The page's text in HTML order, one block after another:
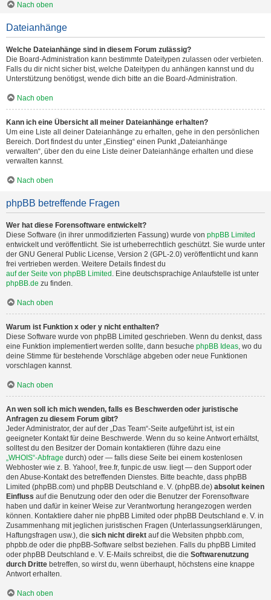
Nach oben
Dateianhänge
Welche Dateianhänge sind in diesem Forum zulässig?
Die Board-Administration kann bestimmte Dateitypen zulassen oder verbieten.
Falls du dir nicht sicher bist, welche Dateitypen du anhängen kannst und du
Unterstützung benötigst, wende dich bitte an die Board-Administration.
Nach oben
Kann ich eine Übersicht all meiner Dateianhänge erhalten?
Um eine Liste all deiner Dateianhänge zu erhalten, gehe in den persönlichen
Bereich. Dort findest du unter „Einstieg“ einen Punkt „Dateianhänge
verwalten“, über den du eine Liste deiner Dateianhänge erhalten und diese
verwalten kannst.
Nach oben
phpBB betreffende Fragen
Wer hat diese Forensoftware entwickelt?
Diese Software (in ihrer unmodifizierten Fassung) wurde von phpBB Limited
entwickelt und veröffentlicht. Sie ist urheberrechtlich geschützt. Sie wurde unter
der GNU General Public License, Version 2 (GPL-2.0) veröffentlicht und kann
frei vertrieben werden. Weitere Details findest du
auf der Seite von phpBB Limited . Eine deutschsprachige Anlaufstelle ist unter
phpBB.de zu finden.
Nach oben
Warum ist Funktion x oder y nicht enthalten?
Diese Software wurde von phpBB Limited geschrieben. Wenn du denkst, dass
eine Funktion implementiert werden sollte, dann besuche phpBB Ideas, wo du
deine Stimme für bestehende Vorschläge abgeben oder neue Funktionen
vorschlagen kannst.
Nach oben
An wen soll ich mich wenden, falls es Beschwerden oder juristische
Anfragen zu diesem Forum gibt?
Jeder Administrator, der auf der „Das Team“-Seite aufgeführt ist, ist ein
geeigneter Kontakt für deine Beschwerde. Wenn du so keine Antwort erhältst,
solltest du den Besitzer der Domain kontaktieren (führe dazu eine
„WHOIS“-Abfrage durch) oder — falls diese Seite bei einem kostenlosen
Webhoster wie z. B. Yahoo!, free.fr, funpic.de usw. liegt — den Support oder
den Abuse-Kontakt des betreffenden Dienstes. Bitte beachte, dass phpBB
Limited (phpBB.com) und phpBB Deutschland e. V. (phpBB.de) absolut keinen
Einfluss auf die Benutzung oder den oder die Benutzer der Forensoftware
haben und dafür in keiner Weise zur Verantwortung herangezogen werden
können. Kontaktiere daher nie phpBB Limited oder phpBB Deutschland e. V. in
Zusammenhang mit jeglichen juristischen Fragen (Unterlassungserklärungen,
Haftungsfragen usw.), die sich nicht direkt auf die Websiten phpbb.com,
phpbb.de oder die phpBB-Software selbst beziehen. Falls du phpBB Limited
oder phpBB Deutschland e. V. E-Mails schreibst, die die Softwarenutzung
durch Dritte betreffen, so wirst du, wenn überhaupt, höchstens eine knappe
Antwort erhalten.
Nach oben